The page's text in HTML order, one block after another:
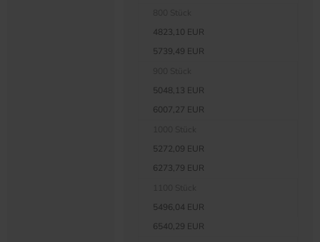
4823,10 EUR
5739,49 EUR
5048,13 EUR
6007,27 EUR
5272,09 EUR
6273,79 EUR
5496,04 EUR
6540,29 EUR